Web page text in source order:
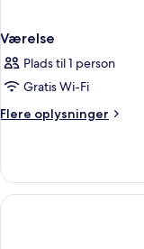
Værelse
Plads til 1 person
Gratis Wi-Fi
Flere oplysninger
Flere